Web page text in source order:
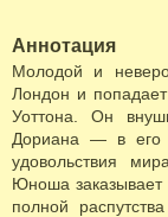
Аннотация
Молодой и
Лондон и
Уоттона. Он
Дориана — в его
удовольствия
Юноша заказывает
полной